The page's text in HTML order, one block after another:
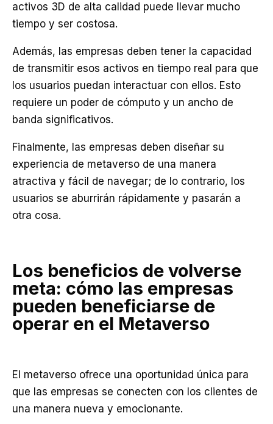
activos 3D de alta calidad puede llevar mucho
tiempo y ser costosa.
Además, las empresas deben tener la capacidad
de transmitir esos activos en tiempo real para que
los usuarios puedan interactuar con ellos. Esto
requiere un poder de cómputo y un ancho de
banda significativos.
Finalmente, las empresas deben diseñar su
experiencia de metaverso de una manera
atractiva y fácil de navegar; de lo contrario, los
usuarios se aburrirán rápidamente y pasarán a
otra cosa.
Los beneficios de volverse
meta: cómo las empresas
pueden beneficiarse de
operar en el Metaverso
El metaverso ofrece una oportunidad única para
que las empresas se conecten con los clientes de
una manera nueva y emocionante.